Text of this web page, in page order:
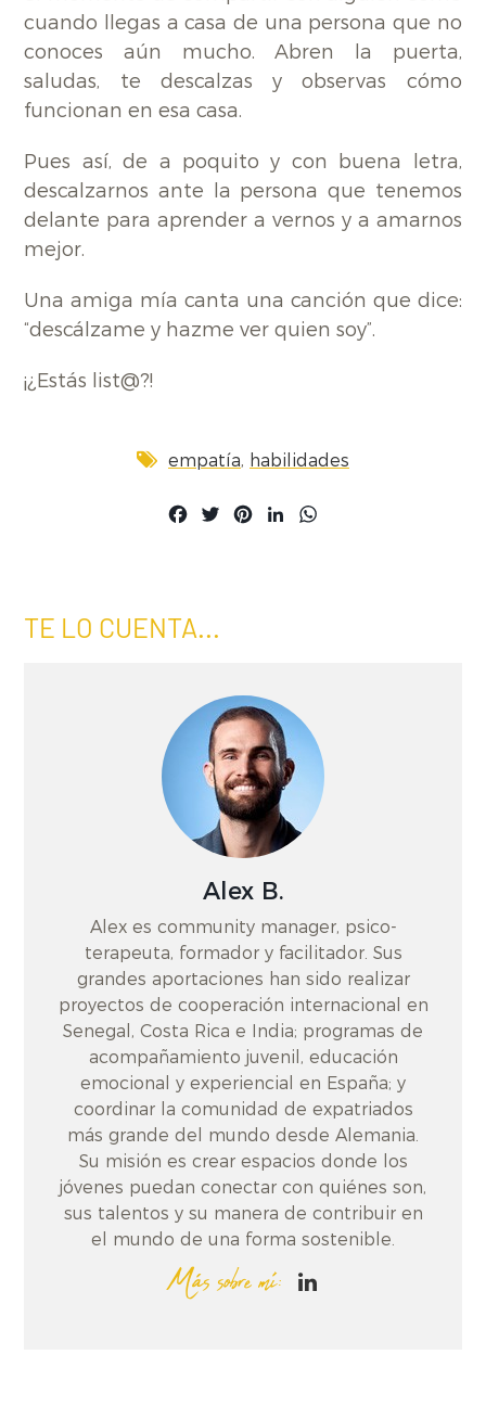
cuando llegas a casa de una persona que no
conoces aún mucho. Abren la puerta,
saludas, te descalzas y observas cómo
funcionan en esa casa.
Pues así, de a poquito y con buena letra,
descalzarnos ante la persona que tenemos
delante para aprender a vernos y a amarnos
mejor.
Una amiga mía canta una canción que dice:
“descálzame y hazme ver quien soy”.
¡¿Estás list@?!
empatía, habilidades
Facebook
TwitterPinterestLinkedIn
TE LO CUENTA...
Alex B.
Alex es community manager, psico-
terapeuta, formador y facilitador. Sus
grandes aportaciones han sido realizar
proyectos de cooperación internacional en
Senegal, Costa Rica e India; programas de
acompañamiento juvenil, educación
emocional y experiencial en España; y
coordinar la comunidad de expatriados
más grande del mundo desde Alemania.
Su misión es crear espacios donde los
jóvenes puedan conectar con quiénes son,
sus talentos y su manera de contribuir en
el mundo de una forma sostenible.
Más sobre mí: